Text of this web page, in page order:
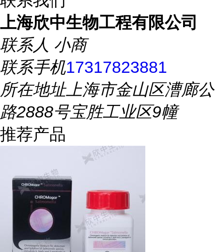
上海欣中生物工程有限公司
联系人 小商
联系手机17317823881
所在地址上海市金山区漕廊公
路2888号宝胜工业区9幢
推荐产品